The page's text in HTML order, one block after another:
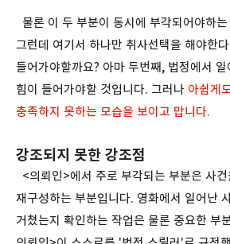
물론 이 두 부분이 동시에 부각되어야하
그런데 여기서 하나만 취사선택을 해야한다
들어가야할까요? 아마 두번째, 법정에서 일
힘이 들어가야할 것입니다. 그러나 아쉽게
충족하지 못하는 모습을 보이고 맙니다.
강조되지 못한 강조점
<의뢰인>에서 주로 부각되는 부분은 사
재구성하는 부분입니다. 영화에서 일어난
거쳤는지 확인하는 작업은 물론 중요한 부